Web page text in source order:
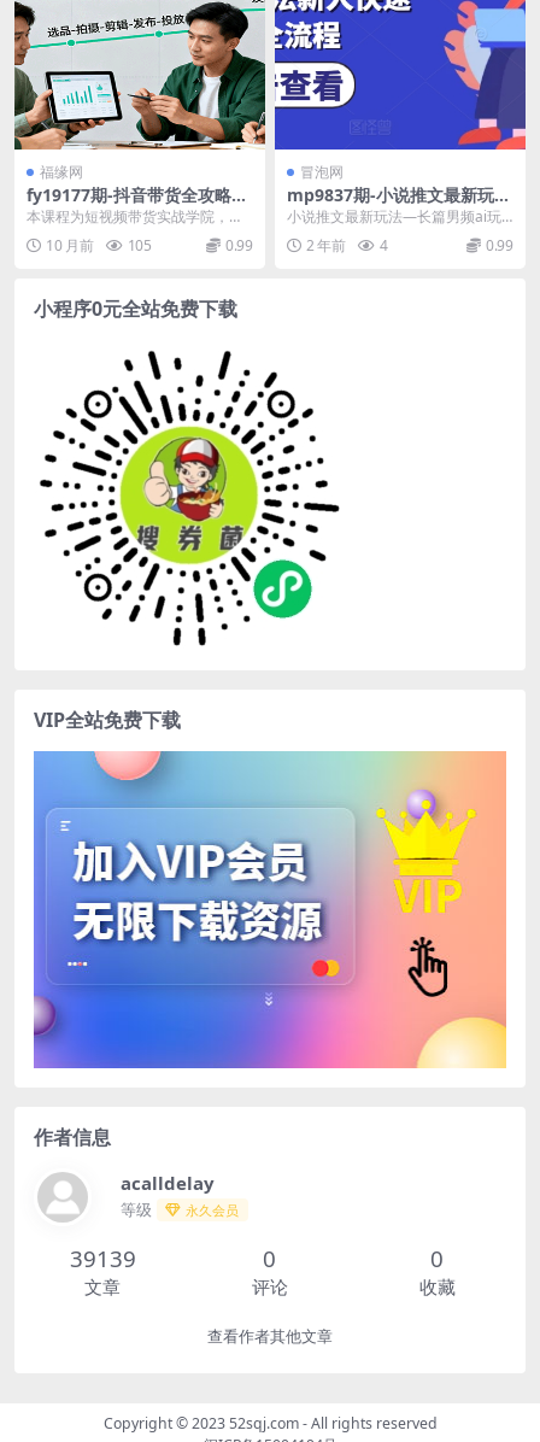
福缘网
fy19177期-抖音带货全攻略：
从趋势到账号，再到视频制
作、投放，带你玩转抖音短视
频带货
本课程为短视频带货实战学院，从
平台趋势、账号定位、蓝V认证到团
队搭建、Dou+投...
10 月前 105 0.99
冒泡网
mp9837期-小说推文最新玩法
—长篇男频ai玩法新人快速入
门全流程
小说推文最新玩法—长篇男频ai玩
法新人快速入门全流程 项目内容：
主做平台 学习...
2 年前 4 0.99
小程序0元全站免费下载
VIP全站免费下载
作者信息
acalldelay
等级 永久会员
39139
文章
0
评论
0
收藏
查看作者其他文章
Copyright © 2023 52sqj.com- All rights reserved